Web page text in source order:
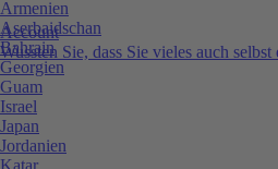
Account
Wussten Sie, dass Sie vieles auch
Armenien
Aserbaidschan
Bahrain
Georgien
Guam
Israel
Japan
Jordanien
Katar